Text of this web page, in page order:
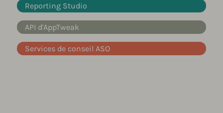
Reporting Studio
API d'AppTweak
Services de conseil ASO